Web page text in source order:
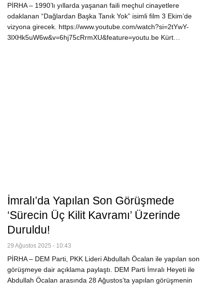
PİRHA – 1990’lı yıllarda yaşanan faili meçhul cinayetlere
odaklanan “Dağlardan Başka Tanık Yok” isimli film 3 Ekim’de
vizyona girecek. https://www.youtube.com/watch?si=2tYwY-
3lXHk5uW6w&v=6hj75cRrmXU&feature=youtu.be Kürt…
İmralı’da Yapılan Son Görüşmede
‘Sürecin Üç Kilit Kavramı’ Üzerinde
Duruldu!
29 Ağustos 2025 - 10:43
PİRHA – DEM Parti, PKK Lideri Abdullah Öcalan ile yapılan son
görüşmeye dair açıklama paylaştı. DEM Parti İmralı Heyeti ile
Abdullah Öcalan arasında 28 Ağustos’ta yapılan görüşmenin